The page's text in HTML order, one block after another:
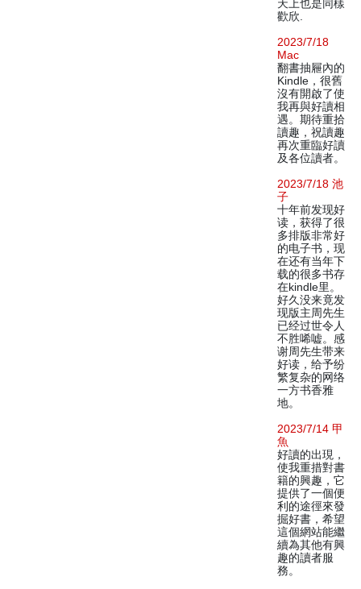
天上也是同樣
歡欣.
2023/7/18
Mac
翻書抽屜內的
Kindle，很舊
沒有開啟了使
我再與好讀相
遇。期待重拾
讀趣，祝讀趣
再次重臨好讀
及各位讀者。
2023/7/18 池
子
十年前发现好
读，获得了很
多排版非常好
的电子书，现
在还有当年下
载的很多书存
在kindle里。
好久没来竟发
现版主周先生
已经过世令人
不胜唏嘘。感
谢周先生带来
好读，给予纷
繁复杂的网络
一方书香雅
地。
2023/7/14 甲
魚
好讀的出現，
使我重措對書
籍的興趣，它
提供了一個便
利的途徑來發
掘好書，希望
這個網站能繼
續為其他有興
趣的讀者服
務。